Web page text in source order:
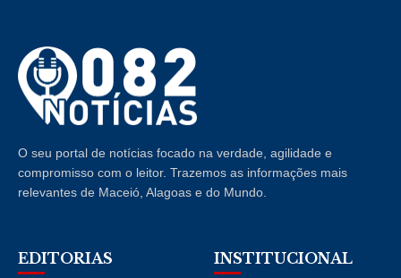
O seu portal de notícias focado na verdade, agilidade e
compromisso com o leitor. Trazemos as informações mais
relevantes de Maceió, Alagoas e do Mundo.
EDITORIAS INSTITUCIONAL